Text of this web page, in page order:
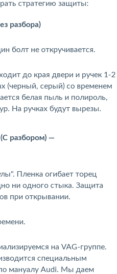
стратегию защиты:
разбора)
болт не откручивается.
до края двери и ручек 1-2
(черный, серый) со временем
белая пыль и полироль,
На ручках будут вырезы.
разбором) —
Пленка огибает торец
ни одного стыка. Защита
при открывании.
на VAG-группе.
специальным
мануалу Audi. Мы даем